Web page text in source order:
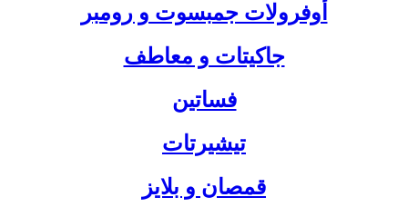
أوفرولات جمبسوت و رومبر
جاكيتات و معاطف
فساتين
تيشيرتات
قمصان و بلايز